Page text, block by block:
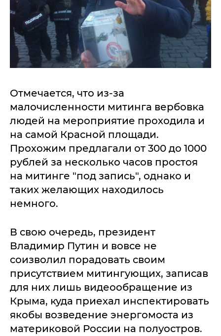
Отмечается, что из-за
малочисленности митинга вербовка
людей на мероприятие проходила и
на самой Красной площади.
Прохожим предлагали от 300 до 1000
рублей за несколько часов простоя
на митинге "под запись", однако и
таких желающих находилось
немного.
В свою очередь, президент
Владимир Путин и вовсе не
соизволил порадовать своим
присутствием митингующих, записав
для них лишь видеообращение из
Крыма, куда приехал инспектировать
якобы возведение энергомоста из
материковой России на полуостров.